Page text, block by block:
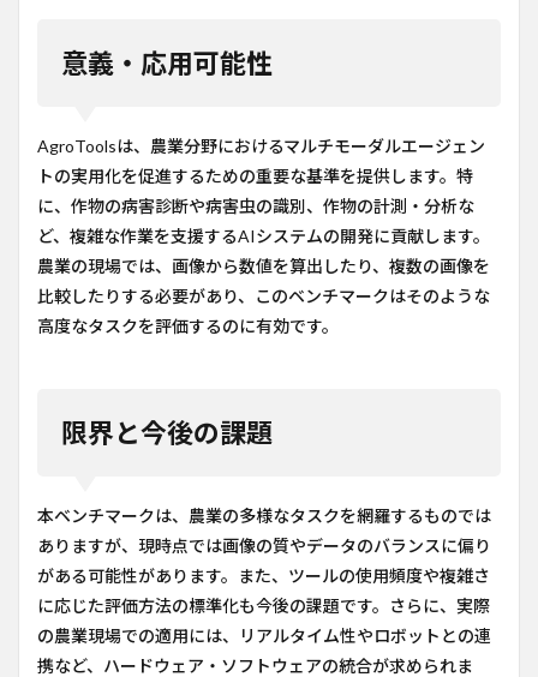
意義・応用可能性
AgroToolsは、農業分野におけるマルチモーダルエージェン
トの実用化を促進するための重要な基準を提供します。特
に、作物の病害診断や病害虫の識別、作物の計測・分析な
ど、複雑な作業を支援するAIシステムの開発に貢献します。
農業の現場では、画像から数値を算出したり、複数の画像を
比較したりする必要があり、このベンチマークはそのような
高度なタスクを評価するのに有効です。
限界と今後の課題
本ベンチマークは、農業の多様なタスクを網羅するものでは
ありますが、現時点では画像の質やデータのバランスに偏り
がある可能性があります。また、ツールの使用頻度や複雑さ
に応じた評価方法の標準化も今後の課題です。さらに、実際
の農業現場での適用には、リアルタイム性やロボットとの連
携など、ハードウェア・ソフトウェアの統合が求められま